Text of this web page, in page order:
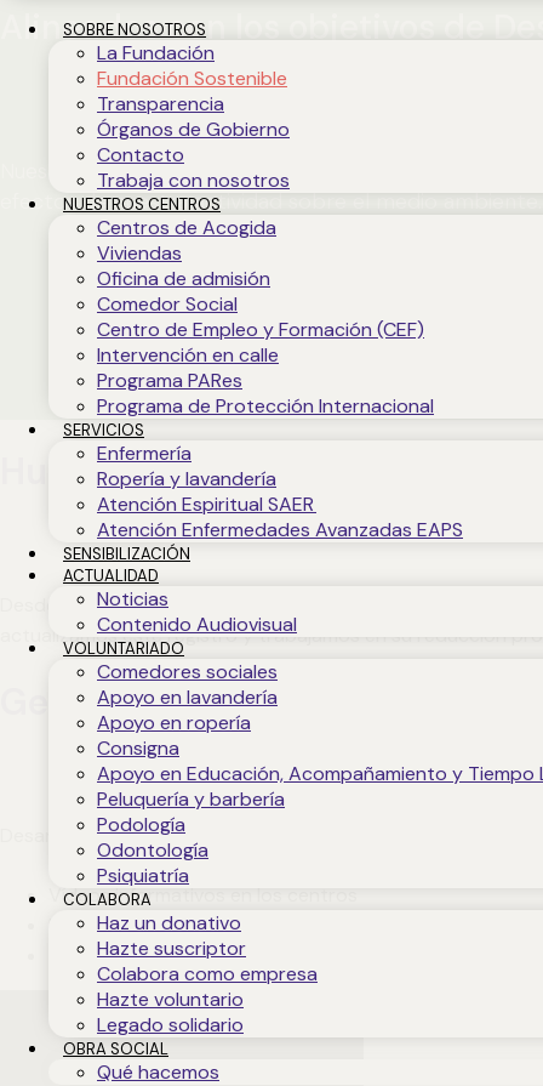
SOBRE NOSOTROS
La Fundación
Fundación Sostenible
Transparencia
Órganos de Gobierno
Contacto
Trabaja con nosotros
NUESTROS CENTROS
Centros de Acogida
Viviendas
Oficina de admisión
Comedor Social
Centro de Empleo y Formación (CEF)
Intervención en calle
Programa PARes
Programa de Protección Internacional
SERVICIOS
Enfermería
Ropería y lavandería
Atención Espiritual SAER
Atención Enfermedades Avanzadas EAPS
SENSIBILIZACIÓN
ACTUALIDAD
Noticias
Contenido Audiovisual
VOLUNTARIADO
Comedores sociales
Apoyo en lavandería
Apoyo en ropería
Consigna
Apoyo en Educación, Acompañamiento y Tiempo
Peluquería y barbería
Podología
Odontología
Psiquiatría
COLABORA
Haz un donativo
Hazte suscriptor
Colabora como empresa
Hazte voluntario
Legado solidario
OBRA SOCIAL
Qué hacemos
Alineados con los objetivos de
Nuestra entidad está alineada con el ODS13: Acción
efectos de nuestra actividad sobre el medio ambiente.
Huella de carbono y acciones
Desde 2023 calculamos y registramos nuestra Huella de
actualizamos este registro y trabajamos en su reducción
Gestión Ambiental certificada:
Desarrollamos acciones de sensibilización ambiental
Vídeos informativos en los centros
Formación interna
Charlas de concienciación ambiental